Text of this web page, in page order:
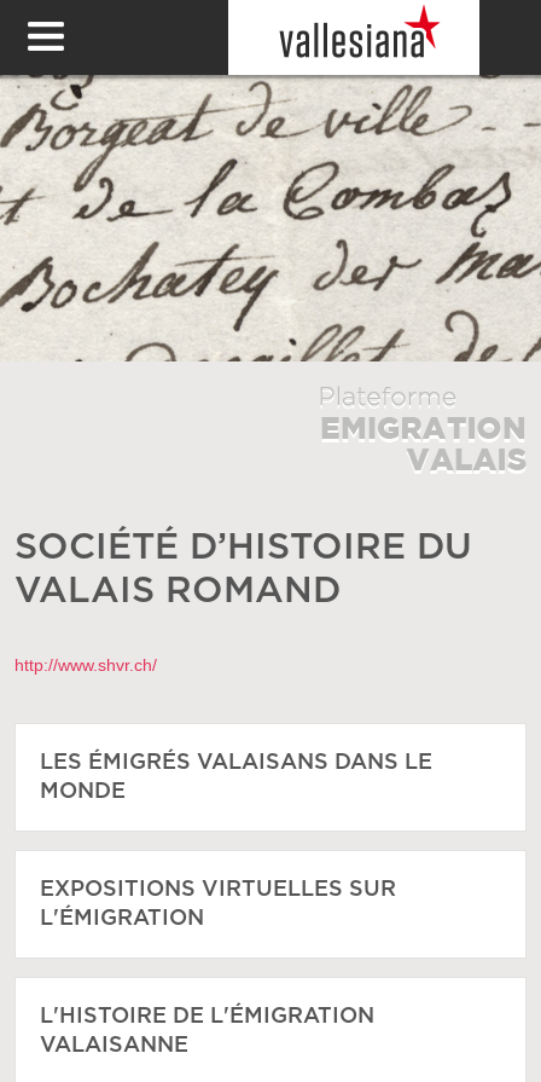
SOCIÉTÉ D’HISTOIRE DU
VALAIS ROMAND
http://www.shvr.ch/
LES ÉMIGRÉS VALAISANS DANS LE
MONDE
EXPOSITIONS VIRTUELLES SUR
L'ÉMIGRATION
L'HISTOIRE DE L'ÉMIGRATION
VALAISANNE